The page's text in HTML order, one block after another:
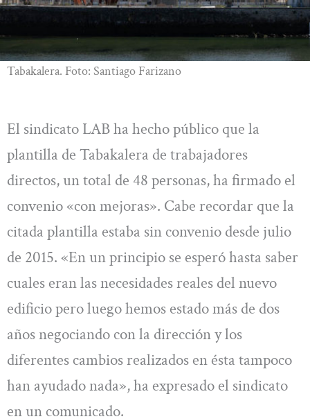
Tabakalera. Foto: Santiago Farizano
El sindicato LAB ha hecho público que la
plantilla de Tabakalera de trabajadores
directos, un total de 48 personas, ha firmado el
convenio «con mejoras». Cabe recordar que la
citada plantilla estaba sin convenio desde julio
de 2015. «En un principio se esperó hasta saber
cuales eran las necesidades reales del nuevo
edificio pero luego hemos estado más de dos
años negociando con la dirección y los
diferentes cambios realizados en ésta tampoco
han ayudado nada», ha expresado el sindicato
en un comunicado.